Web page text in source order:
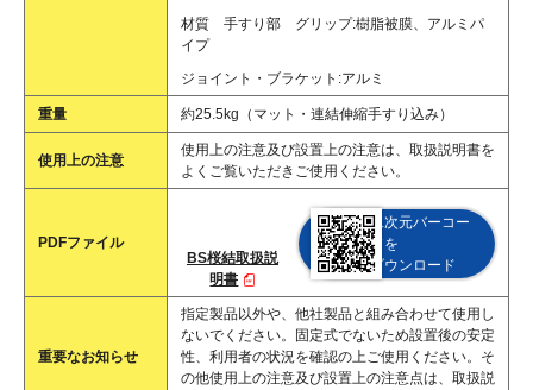
材質 手すり部 グリップ:樹脂被膜、アルミパ
イプ
ジョイント・ブラケット:アルミ
重量 約25.5kg（マット・連結伸縮手すり込み）
使用上の注意
使用上の注意及び設置上の注意は、取扱説明書を
よくご覧いただきご使用ください。
PDFファイル
BS桜結取扱説
明書
二次元バーコー
ドを
ダウンロード
重要なお知らせ
指定製品以外や、他社製品と組み合わせて使用し
ないでください。固定式でないため設置後の安定
性、利用者の状況を確認の上ご使用ください。そ
の他使用上の注意及び設置上の注意点は、取扱説